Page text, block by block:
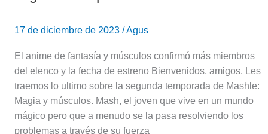
17 de diciembre de 2023 /Agus
El anime de fantasía y músculos confirmó más miembros
del elenco y la fecha de estreno Bienvenidos, amigos. Les
traemos lo ultimo sobre la segunda temporada de Mashle:
Magia y músculos. Mash, el joven que vive en un mundo
mágico pero que a menudo se la pasa resolviendo los
problemas a través de su fuerza